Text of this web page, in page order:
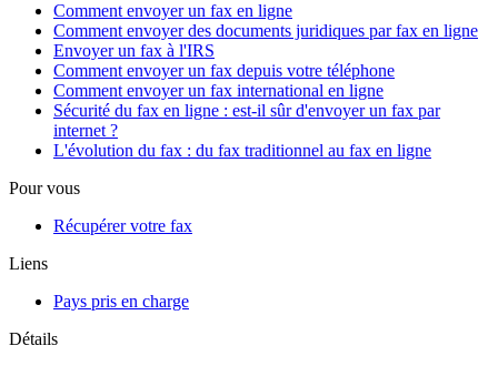
Comment envoyer un fax en ligne
Comment envoyer des documents juridiques par fax en ligne
Envoyer un fax à l'IRS
Comment envoyer un fax depuis votre téléphone
Comment envoyer un fax international en ligne
Sécurité du fax en ligne : est-il sûr d'envoyer un fax par
internet ?
L'évolution du fax : du fax traditionnel au fax en ligne
Pour vous
Récupérer votre fax
Liens
Pays pris en charge
Détails